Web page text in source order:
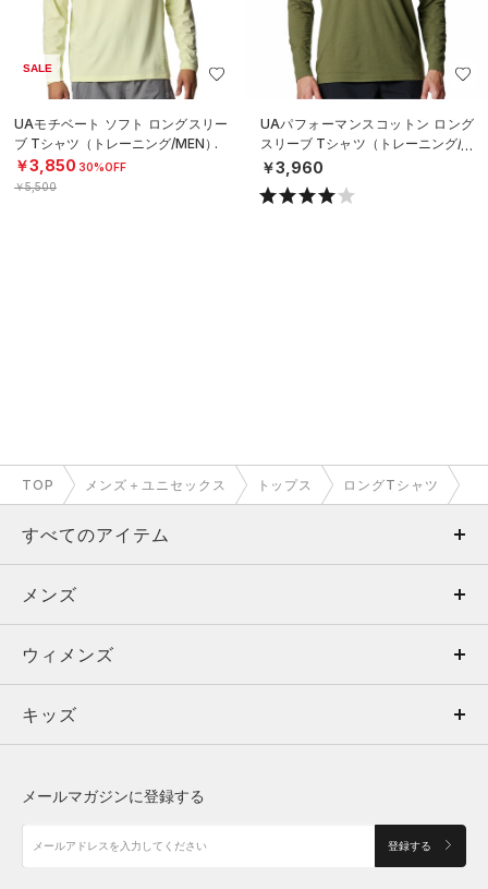
SALE
UAモチベート ソフト ロングスリー
ブ Tシャツ（トレーニング/MEN）
￥3,850 30%OFF
￥5,500
UAパフォーマンスコットン ロング
スリーブ Tシャツ（トレーニング/M
EN）
￥3,960
TOP メンズ＋ユニセックス トップス ロングTシャツ
すべてのアイテム
メンズ
ウィメンズ
キッズ
アクセサリー
メンズ
トップス
ボトムス
アクセサリー
ウィメンズ
トップス
シューズ
キッズ
メールマガジンに登録する
登録する